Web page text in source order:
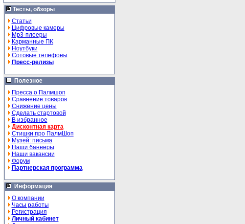
Тесты, обзоры
Статьи
Цифровые камеры
Mp3-плееры
Карманные ПК
Ноутбуки
Сотовые телефоны
Пресс-релизы
Полезное
Пресса о Палмшоп
Сравнение товаров
Снижение цены
Сделать стартовой
В избранное
Дисконтная карта
Стишки про ПалмШоп
Музей: письма
Наши баннеры
Наши вакансии
Форум
Партнерская программа
Информация
О компании
Часы работы
Регистрация
Личный кабинет